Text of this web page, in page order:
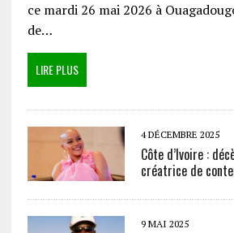
ce mardi 26 mai 2026 à
de…
LIRE PLUS
4 DÉCEMBRE 2025
Côte d’Ivoire :
créatrice de
9 MAI 2025